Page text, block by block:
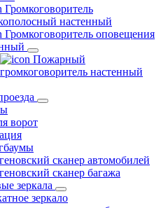
Громкоговоритель
настенный
Громкоговоритель оповещения
Пожарный
громкоговоритель настенный
ворот
сканер автомобилей
сканер багажа
зеркала
зеркало